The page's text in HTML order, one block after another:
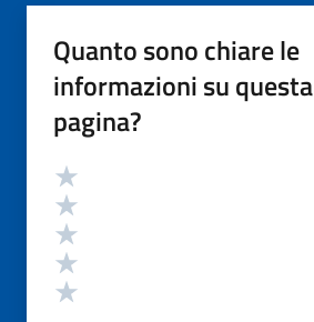
Quanto sono chiare le
informazioni su questa
pagina?
Valutazione